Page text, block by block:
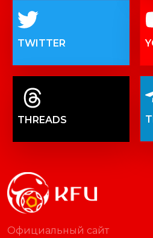
TWITTER
THREADS
Официальный сайт